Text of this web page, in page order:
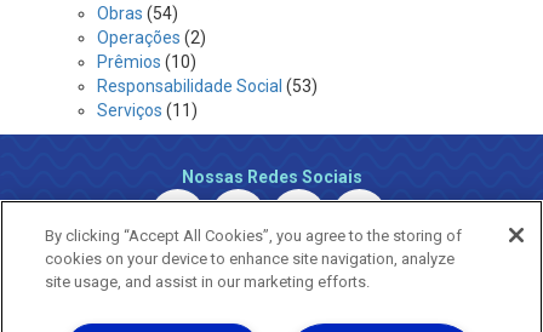
Obras (54)
Operações (2)
Prêmios (10)
Responsabilidade Social (53)
Serviços (11)
Nossas Redes Sociais
By clicking “Accept All Cookies”, you agree to the storing of
cookies on your device to enhance site navigation, analyze
site usage, and assist in our marketing efforts.